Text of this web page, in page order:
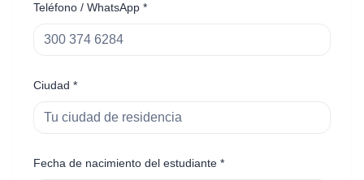
Teléfono / WhatsApp *
Ciudad *
Fecha de nacimiento del estudiante *